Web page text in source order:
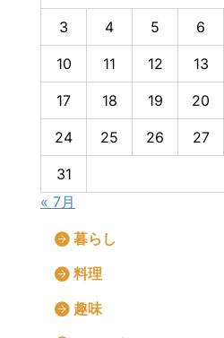
3 4 5 6
10 11 12 13
17 18 19 20
24 25 26 27
31
« 7月
暮らし
料理
趣味